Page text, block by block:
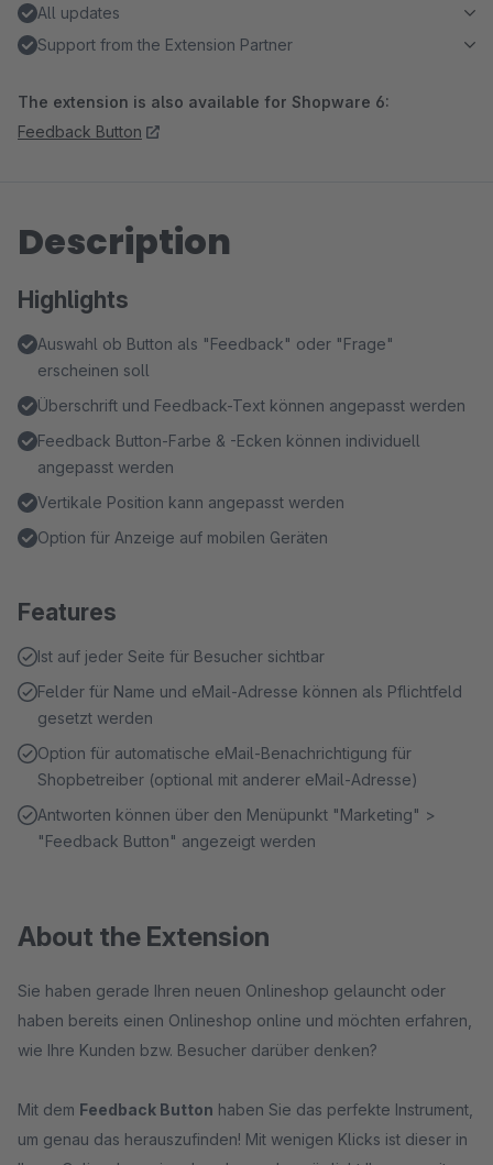
All updates
Support from the Extension Partner
The extension is also available for Shopware 6:
Feedback Button
Description
Highlights
Auswahl ob Button als "Feedback" oder "Frage"
erscheinen soll
Überschrift und Feedback-Text können angepasst werden
Feedback Button-Farbe & -Ecken können individuell
angepasst werden
Vertikale Position kann angepasst werden
Option für Anzeige auf mobilen Geräten
Features
Ist auf jeder Seite für Besucher sichtbar
Felder für Name und eMail-Adresse können als Pflichtfeld
gesetzt werden
Option für automatische eMail-Benachrichtigung für
Shopbetreiber (optional mit anderer eMail-Adresse)
Antworten können über den Menüpunkt "Marketing" >
"Feedback Button" angezeigt werden
About the Extension
Sie haben gerade Ihren neuen Onlineshop gelauncht oder
haben bereits einen Onlineshop online und möchten erfahren,
wie Ihre Kunden bzw. Besucher darüber denken?
Mit dem Feedback Button haben Sie das perfekte Instrument,
um genau das herauszufinden! Mit wenigen Klicks ist dieser in